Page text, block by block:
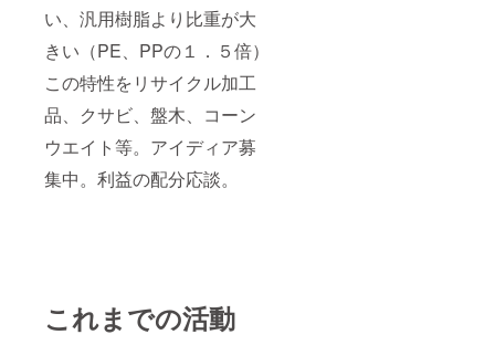
い、汎用樹脂より比重が大
きい（PE、PPの１．５倍）
この特性をリサイクル加工
品、クサビ、盤木、コーン
ウエイト等。アイディア募
集中。利益の配分応談。
これまでの活動